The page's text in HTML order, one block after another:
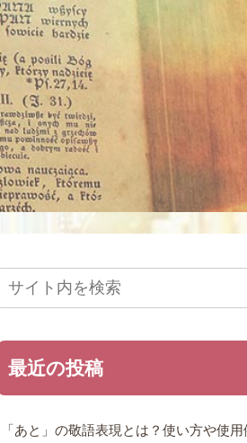
最近の投稿
「あと」の敬語表現とは？使い方や使